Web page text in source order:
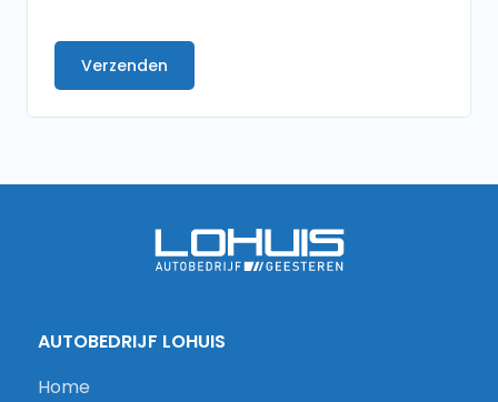
Verzenden
AUTOBEDRIJF LOHUIS
Home